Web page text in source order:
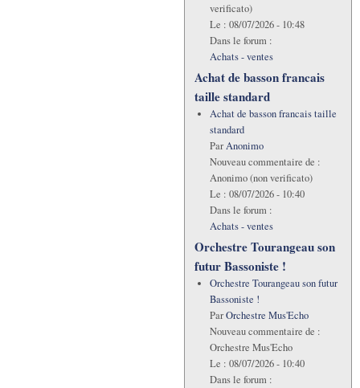
verificato)
Le : 08/07/2026 - 10:48
Dans le forum :
Achats - ventes
Achat de basson francais
taille standard
Achat de basson francais taille
standard
ParAnonimo
Nouveau commentaire de :
Anonimo (non verificato)
Le : 08/07/2026 - 10:40
Dans le forum :
Achats - ventes
Orchestre Tourangeau son
futur Bassoniste !
Orchestre Tourangeau son futur
Bassoniste !
ParOrchestre Mus'Echo
Nouveau commentaire de :
Orchestre Mus'Echo
Le : 08/07/2026 - 10:40
Dans le forum :